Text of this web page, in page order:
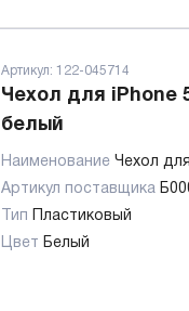
Артикул: 122-045714
Чехол для iPhone
белый
Наименование Чехол
Артикул поставщика
Тип
Пластиковый
Цвет Белый